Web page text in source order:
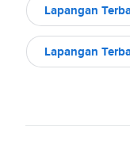
Lapangan
Lapangan